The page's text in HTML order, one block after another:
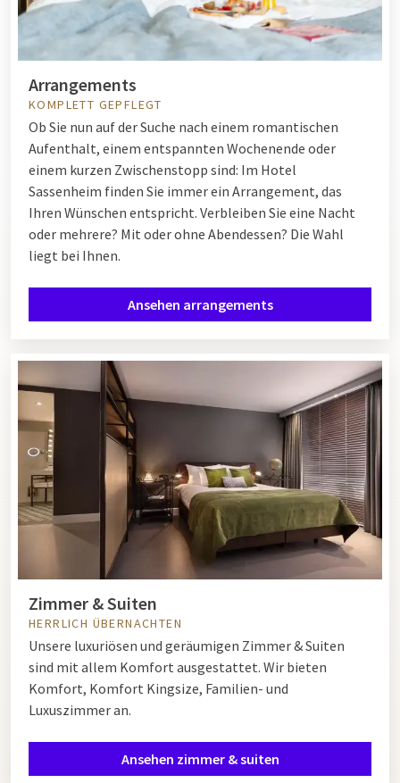
Arrangements
KOMPLETT GEPFLEGT
Ob Sie nun auf der Suche nach einem romantischen
Aufenthalt, einem entspannten Wochenende oder
einem kurzen Zwischenstopp sind: Im Hotel
Sassenheim finden Sie immer ein Arrangement, das
Ihren Wünschen entspricht. Verbleiben Sie eine Nacht
oder mehrere? Mit oder ohne Abendessen? Die Wahl
liegt bei Ihnen.
Ansehen arrangements
Zimmer & Suiten
HERRLICH ÜBERNACHTEN
Unsere luxuriösen und geräumigen Zimmer & Suiten
sind mit allem Komfort ausgestattet. Wir bieten
Komfort, Komfort Kingsize, Familien- und
Luxuszimmer an.
Ansehen zimmer & suiten